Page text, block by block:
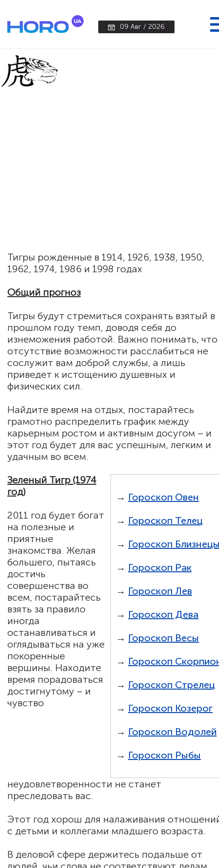
09 Авг / 2026
Тигры рожденные в 1914, 1926, 1938, 1950,
1962, 1974, 1986 и 1998 годах
Общий прогноз
Тигры будут стремиться сохранять взятый в
прошлом году темп, доводя себя до
изнеможения работой. Важно понимать, что
отсутствие возможности расслабиться не
сослужит вам доброй службы, а лишь
приведет к истощению душевных и
физических сил.
Найдите время на отдых, постарайтесь
грамотно распределить график между
карьерным ростом и активным досугом – и
этот год будет для вас успешным, легким и
удачным во всем.
→ Гороскоп Овен
→ Гороскоп Телец
→ Гороскоп
→ Гороскоп Рак
→ Гороскоп Лев
→ Гороскоп Дева
→ Гороскоп Весы
→ Гороскоп
→ Гороскоп Стрелец
→ Гороскоп Козерог
→ Гороскоп Водолей
→ Гороскоп Рыбы
Зеленый Тигр (1974
год)
2011 год будет богат
на полезные и
приятные
знакомства. Желая
большего, пытаясь
достичь
совершенства во
всем, постарайтесь
взять за правило
иногда
останавливаться и
оглядываться на уже
покоренные
вершины. Находите
время порадоваться
достигнутому – и
чувство
неудовлетворенности не станет
преследовать вас.
Этот год хорош для налаживания
с детьми и коллегами младшего возраста.
В деловой сфере держитесь подальше от